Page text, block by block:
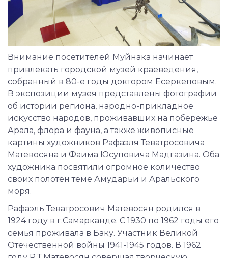
Внимание посетителей Муйнака начинает
привлекать городской музей краеведения,
собранный в 80-е годы доктором Есеркеповым.
В экспозиции музея представлены фотографии
об истории региона, народно-прикладное
искусство народов, проживавших на побережье
Арала, флора и фауна, а также живописные
картины художников Рафаэля Теватросовича
Матевосяна и Фаима Юсуповича Мадгазина. Оба
художника посвятили огромное количество
своих полотен теме Амударьи и Аральского
моря.
Рафаэль Теватросович Матевосян родился в
1924 году в г.Самарканде. С 1930 по 1962 годы его
семья проживала в Баку. Участник Великой
Отечественной войны 1941-1945 годов. В 1962